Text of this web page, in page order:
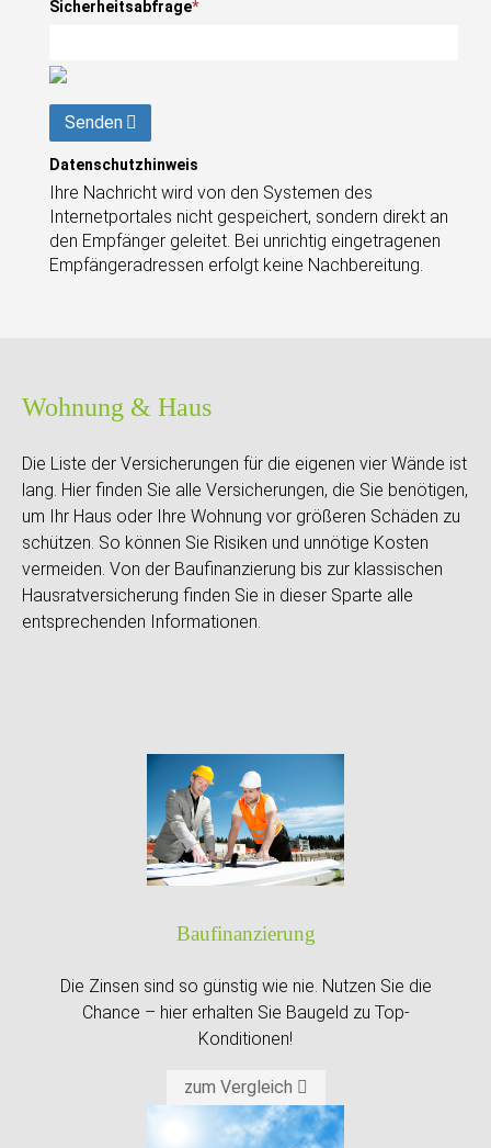
Sicherheitsabfrage*
Senden
Datenschutzhinweis
Ihre Nachricht wird von den Systemen des
Internetportales nicht gespeichert, sondern direkt an
den Empfänger geleitet. Bei unrichtig eingetragenen
Empfängeradressen erfolgt keine Nachbereitung.
Wohnung & Haus
Die Liste der Versicherungen für die eigenen vier Wände ist
lang. Hier finden Sie alle Versicherungen, die Sie benötigen,
um Ihr Haus oder Ihre Wohnung vor größeren Schäden zu
schützen. So können Sie Risiken und unnötige Kosten
vermeiden. Von der Baufinanzierung bis zur klassischen
Hausratversicherung finden Sie in dieser Sparte alle
entsprechenden Informationen.
Bau­finanzierung
Die Zinsen sind so günstig wie nie. Nutzen Sie die
Chance – hier erhalten Sie Baugeld zu Top-
Konditionen!
zum Vergleich